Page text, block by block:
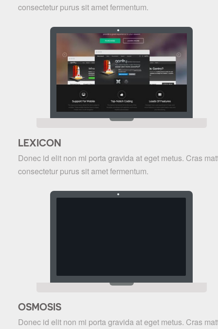
consectetur purus sit amet fermentum.
LEXICON
Donec id elit non mi porta gravida at eget metus. Cras
consectetur purus sit amet fermentum.
OSMOSIS
Donec id elit non mi porta gravida at eget metus. Cras